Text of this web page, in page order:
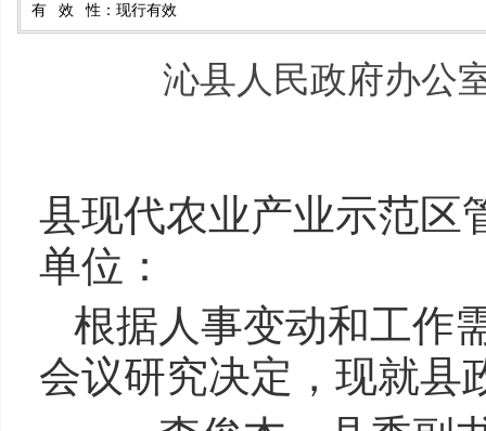
有效性 ： 现行有效
沁县人民政府办公
县现代农业产业示范区
单位：
根据人事变动和工作
会议研究决定，现就县